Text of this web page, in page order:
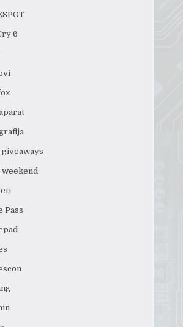
6
Pass